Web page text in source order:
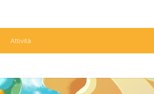
Attività